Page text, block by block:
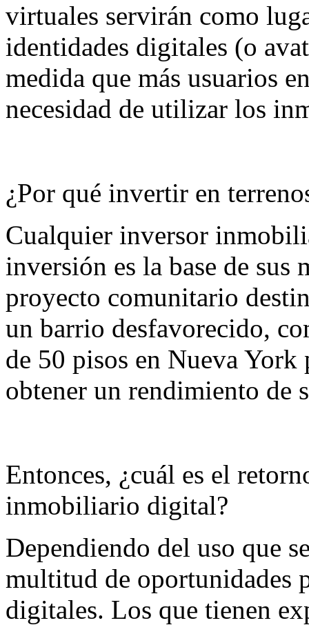
virtuales servirán como
identidades digitales (o
medida que más usuarios
necesidad de utilizar los
¿Por qué invertir en
Cualquier inversor
inversión es la base de
proyecto comunitario
un barrio desfavorecido,
de 50 pisos en Nueva York
obtener un rendimiento de
Entonces, ¿cuál es el
inmobiliario digital?
Dependiendo del uso que
multitud de oportunidades
digitales. Los que tienen